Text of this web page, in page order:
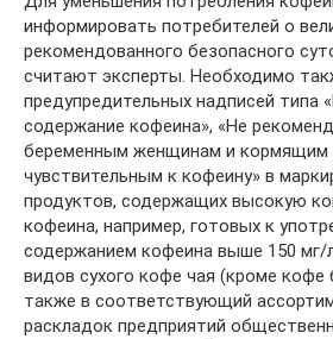
информировать потребителей о
рекомендованного безопасного
считают эксперты. Необходимо
предупредительных надписей типа
содержание кофеина», «Не
беременным женщинам и кормя­щим
чувствительным к кофеину» в
продуктов, содержащих высокую
кофеина, например, готовых к
содержанием кофеина выше 150 мг/
видов сухого кофе чая (кроме кофе
также в соответствующий
раскладок предприятий